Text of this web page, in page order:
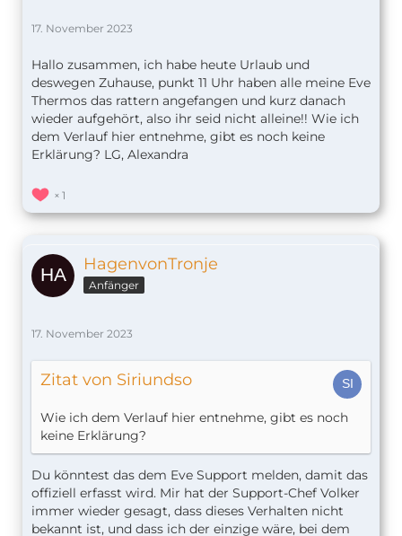
17. November 2023
Hallo zusammen, ich habe heute Urlaub und
deswegen Zuhause, punkt 11 Uhr haben alle meine Eve
Thermos das rattern angefangen und kurz danach
wieder aufgehört, also ihr seid nicht alleine!! Wie ich
dem Verlauf hier entnehme, gibt es noch keine
Erklärung? LG, Alexandra
1
HagenvonTronje
Anfänger
17. November 2023
Zitat von Siriundso
Wie ich dem Verlauf hier entnehme, gibt es noch
keine Erklärung?
Du könntest das dem Eve Support melden, damit das
offiziell erfasst wird. Mir hat der Support-Chef Volker
immer wieder gesagt, dass dieses Verhalten nicht
bekannt ist, und dass ich der einzige wäre, bei dem